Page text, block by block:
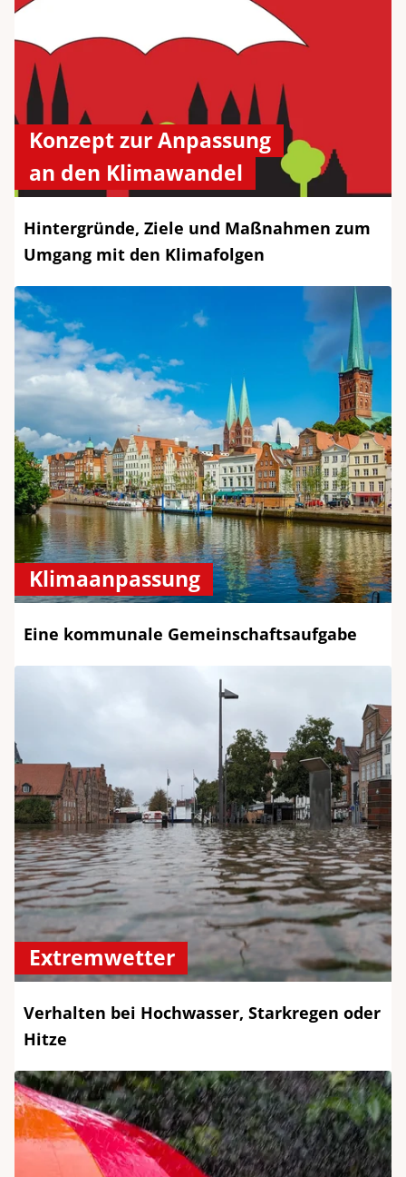
Konzept zur Anpassung
an den Klimawandel
Hintergründe, Ziele und Maßnahmen zum
Umgang mit den Klimafolgen
Klimaanpassung
Eine kommunale Gemeinschaftsaufgabe
Extremwetter
Verhalten bei Hochwasser, Starkregen oder
Hitze